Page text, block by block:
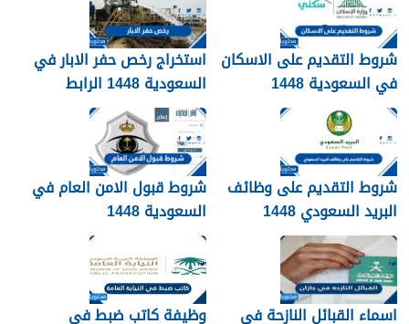
شروط التقديم على الاسكان
في السعودية 1448
استخراج رخص حفر الابار في
السعودية 1448 الرابط
والشروط بالتفصيل
شروط التقديم على وظائف
البريد السعودي 1448
شروط قبول الامن العام في
السعودية 1448
اسماء القبائل النازحة في
وظيفة كاتب ضبط في